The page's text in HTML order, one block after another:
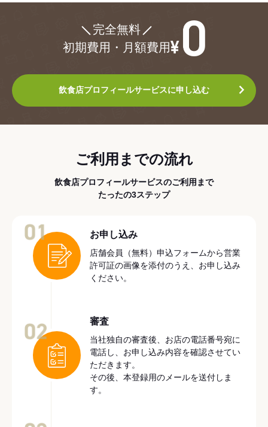
完全無料
初期費用・月額費用
飲食店プロフィールサービスに申し込む
ご利用までの流れ
飲食店プロフィールサービスのご利用まで
たったの3ステップ
お申し込み
店舗会員（無料）申込フォームから営業
許可証の画像を添付のうえ、お申し込み
ください。
審査
当社独自の審査後、お店の電話番号宛に
電話し、お申し込み内容を確認させてい
ただきます。
その後、本登録用のメールを送付しま
す。